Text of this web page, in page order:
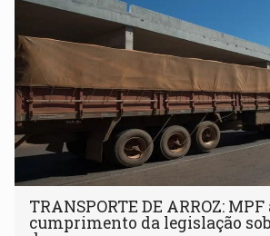
TRANSPORTE DE ARROZ:
cumprimento da legislação